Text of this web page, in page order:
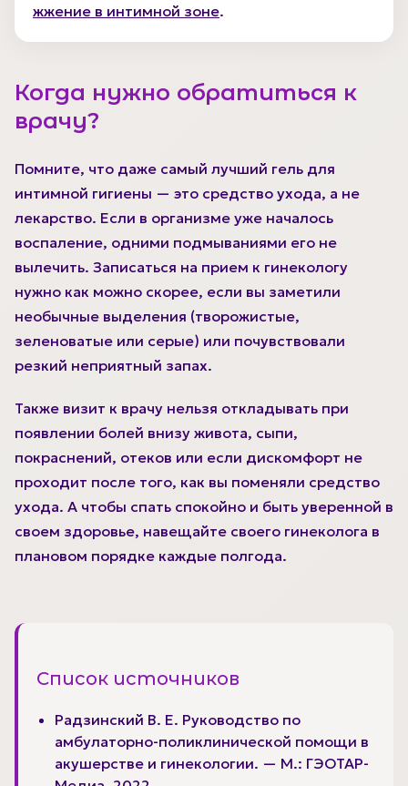
жжение в интимной зоне.
Когда нужно обратиться к
врачу?
Помните, что даже самый лучший гель для
интимной гигиены — это средство ухода, а не
лекарство. Если в организме уже началось
воспаление, одними подмываниями его не
вылечить. Записаться на прием к гинекологу
нужно как можно скорее, если вы заметили
необычные выделения (творожистые,
зеленоватые или серые) или почувствовали
резкий неприятный запах.
Также визит к врачу нельзя откладывать при
появлении болей внизу живота, сыпи,
покраснений, отеков или если дискомфорт не
проходит после того, как вы поменяли средство
ухода. А чтобы спать спокойно и быть уверенной в
своем здоровье, навещайте своего гинеколога в
плановом порядке каждые полгода.
Список источников
Радзинский В. Е. Руководство по
амбулаторно-поликлинической помощи в
акушерстве и гинекологии. — М.: ГЭОТАР-